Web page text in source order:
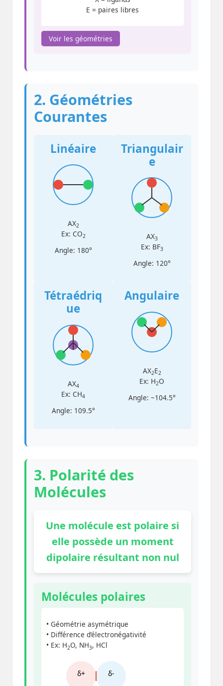
E = paires libres
Voir les géométries
2. Géométries
Courantes
Linéaire
AX2
Ex: CO2
Angle: 180°
Triangulair
e
AX3
Ex: BF3
Angle: 120°
Tétraédriq
ue
AX4
Ex: CH4
Angle: 109.5°
Angulaire
AX2E2
Ex: H2O
Angle: ~104.5°
3. Polarité des
Molécules
Une molécule est polaire si
elle possède un moment
dipolaire résultant non nul
Molécules polaires
• Géométrie asymétrique
• Différence d’électronégativité
• Ex: H2O, NH3, HCl
δ+ δ-